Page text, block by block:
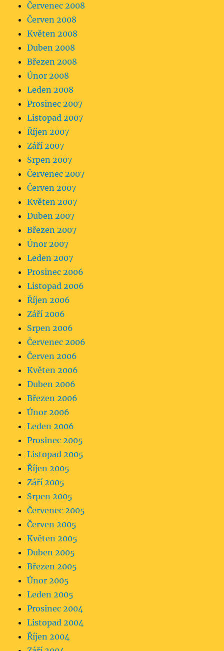
Červenec 2008
Červen 2008
Květen 2008
Duben 2008
Březen 2008
Únor 2008
Leden 2008
Prosinec 2007
Listopad 2007
Říjen 2007
Září 2007
Srpen 2007
Červenec 2007
Červen 2007
Květen 2007
Duben 2007
Březen 2007
Únor 2007
Leden 2007
Prosinec 2006
Listopad 2006
Říjen 2006
Září 2006
Srpen 2006
Červenec 2006
Červen 2006
Květen 2006
Duben 2006
Březen 2006
Únor 2006
Leden 2006
Prosinec 2005
Listopad 2005
Říjen 2005
Září 2005
Srpen 2005
Červenec 2005
Červen 2005
Květen 2005
Duben 2005
Březen 2005
Únor 2005
Leden 2005
Prosinec 2004
Listopad 2004
Říjen 2004